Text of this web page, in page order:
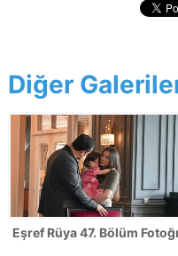
Diğer
Eşref Rüya 47. Bölüm